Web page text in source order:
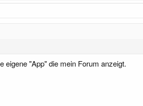
eigene "App" die mein Forum anzeigt.